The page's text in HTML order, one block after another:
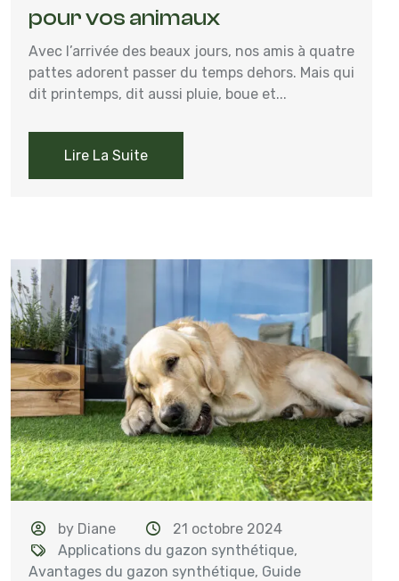
pour vos animaux
Avec l’arrivée des beaux jours, nos amis à quatre
pattes adorent passer du temps dehors. Mais qui
dit printemps, dit aussi pluie, boue et...
Lire La Suite
by Diane
21 octobre 2024
Applications du gazon synthétique,
Avantages du gazon synthétique, Guide